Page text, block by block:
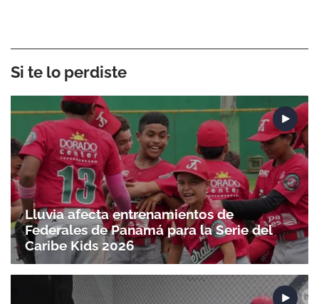
Si te lo perdiste
Lluvia afecta entrenamientos de
Federales de Panamá para la Serie del
Caribe Kids 2026